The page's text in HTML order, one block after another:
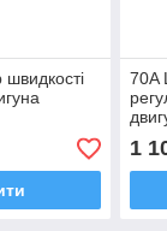
швидкості
70A
з
1